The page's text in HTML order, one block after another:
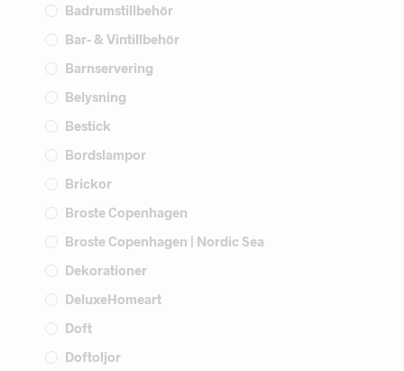
Badrumstillbehör
Bar- & Vintillbehör
Barnservering
Belysning
Bestick
Bordslampor
Brickor
Broste Copenhagen
Broste Copenhagen | Nordic Sea
Dekorationer
DeluxeHomeart
Doft
Doftoljor